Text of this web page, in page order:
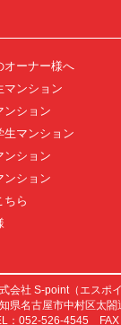
オーナー様へ
マンション
ンション
生マンション
ンション
ンション
ちら
会社 S-point（エスポイ
県名古屋市中村区太閤
：052-526-4545 FAX